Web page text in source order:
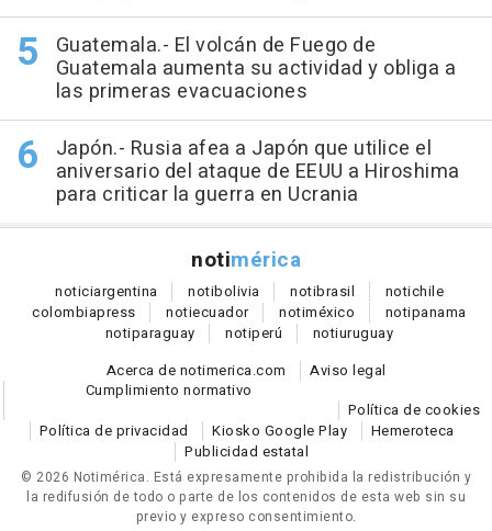
Guatemala.- El volcán de Fuego de
Guatemala aumenta su actividad y obliga a
las primeras evacuaciones
Japón.- Rusia afea a Japón que utilice el
aniversario del ataque de EEUU a Hiroshima
para criticar la guerra en Ucrania
notimérica
noticiargentina notibolivia notibrasil notichile
colombiapress notiecuador notiméxico notipanama
notiparaguay notiperú notiuruguay
Acerca de notimerica.com
Aviso legal
Cumplimiento normativo
Política de cookies
Política de privacidad
Kiosko Google Play
Hemeroteca
Publicidad estatal
© 2026 Notimérica. Está expresamente prohibida la redistribución y
la redifusión de todo o parte de los contenidos de esta web sin su
previo y expreso consentimiento.